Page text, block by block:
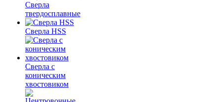
Сверла
твердосплавные
Сверла HSS
Сверла с
коническим
хвостовиком